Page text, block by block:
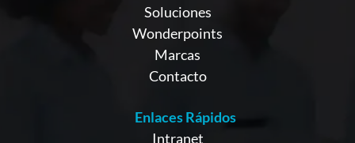
Soluciones
Wonderpoints
Marcas
Contacto
Enlaces Rápidos
Intranet